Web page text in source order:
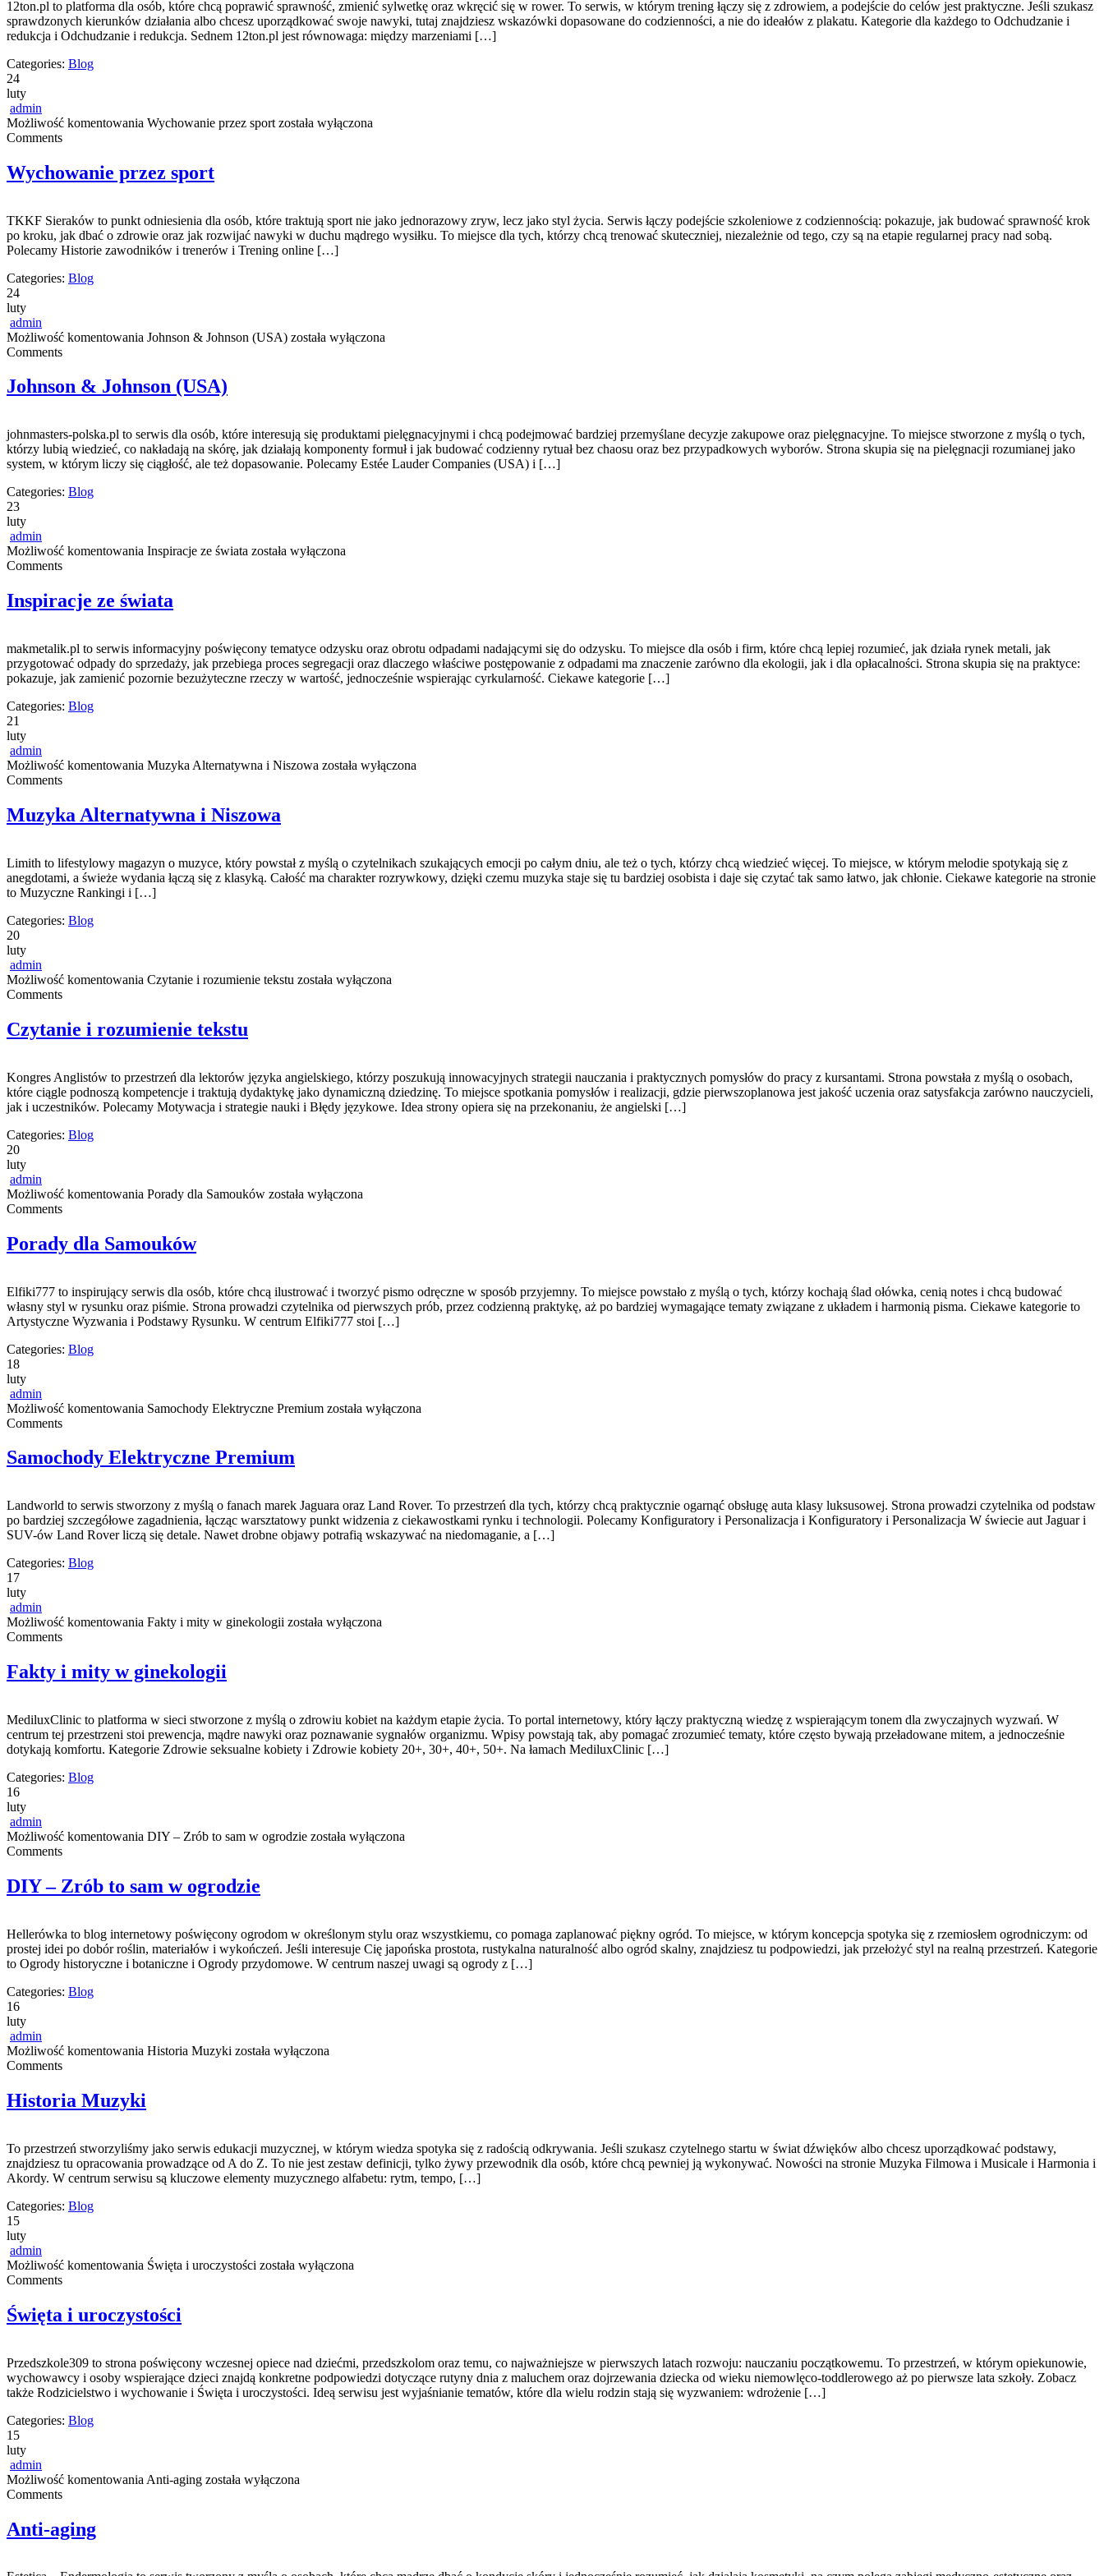
12ton.pl to platforma dla osób, które chcą poprawić sprawność, zmienić sylwetkę oraz wkręcić się w rower. To serwis, w którym trening łączy się z zdrowiem, a podejście do celów jest praktyczne. Jeśli szukasz
sprawdzonych kierunków działania albo chcesz uporządkować swoje nawyki, tutaj znajdziesz wskazówki dopasowane do codzienności, a nie do ideałów z plakatu. Kategorie dla każdego to Odchudzanie i
redukcja i Odchudzanie i redukcja. Sednem 12ton.pl jest równowaga: między marzeniami […]
Categories: Blog
24
luty
admin
Możliwość komentowania Wychowanie przez sport została wyłączona
Comments
Wychowanie przez sport
TKKF Sieraków to punkt odniesienia dla osób, które traktują sport nie jako jednorazowy zryw, lecz jako styl życia. Serwis łączy podejście szkoleniowe z codziennością: pokazuje, jak budować sprawność krok
po kroku, jak dbać o zdrowie oraz jak rozwijać nawyki w duchu mądrego wysiłku. To miejsce dla tych, którzy chcą trenować skuteczniej, niezależnie od tego, czy są na etapie regularnej pracy nad sobą.
Polecamy Historie zawodników i trenerów i Trening online […]
Categories: Blog
24
luty
admin
Możliwość komentowania Johnson & Johnson (USA) została wyłączona
Comments
Johnson & Johnson (USA)
johnmasters-polska.pl to serwis dla osób, które interesują się produktami pielęgnacyjnymi i chcą podejmować bardziej przemyślane decyzje zakupowe oraz pielęgnacyjne. To miejsce stworzone z myślą o tych,
którzy lubią wiedzieć, co nakładają na skórę, jak działają komponenty formuł i jak budować codzienny rytuał bez chaosu oraz bez przypadkowych wyborów. Strona skupia się na pielęgnacji rozumianej jako
system, w którym liczy się ciągłość, ale też dopasowanie. Polecamy Estée Lauder Companies (USA) i […]
Categories: Blog
23
luty
admin
Możliwość komentowania Inspiracje ze świata została wyłączona
Comments
Inspiracje ze świata
makmetalik.pl to serwis informacyjny poświęcony tematyce odzysku oraz obrotu odpadami nadającymi się do odzysku. To miejsce dla osób i firm, które chcą lepiej rozumieć, jak działa rynek metali, jak
przygotować odpady do sprzedaży, jak przebiega proces segregacji oraz dlaczego właściwe postępowanie z odpadami ma znaczenie zarówno dla ekologii, jak i dla opłacalności. Strona skupia się na praktyce:
pokazuje, jak zamienić pozornie bezużyteczne rzeczy w wartość, jednocześnie wspierając cyrkularność. Ciekawe kategorie […]
Categories: Blog
21
luty
admin
Możliwość komentowania Muzyka Alternatywna i Niszowa została wyłączona
Comments
Muzyka Alternatywna i Niszowa
Limith to lifestylowy magazyn o muzyce, który powstał z myślą o czytelnikach szukających emocji po całym dniu, ale też o tych, którzy chcą wiedzieć więcej. To miejsce, w którym melodie spotykają się z
anegdotami, a świeże wydania łączą się z klasyką. Całość ma charakter rozrywkowy, dzięki czemu muzyka staje się tu bardziej osobista i daje się czytać tak samo łatwo, jak chłonie. Ciekawe kategorie na stronie
to Muzyczne Rankingi i […]
Categories: Blog
20
luty
admin
Możliwość komentowania Czytanie i rozumienie tekstu została wyłączona
Comments
Czytanie i rozumienie tekstu
Kongres Anglistów to przestrzeń dla lektorów języka angielskiego, którzy poszukują innowacyjnych strategii nauczania i praktycznych pomysłów do pracy z kursantami. Strona powstała z myślą o osobach,
które ciągle podnoszą kompetencje i traktują dydaktykę jako dynamiczną dziedzinę. To miejsce spotkania pomysłów i realizacji, gdzie pierwszoplanowa jest jakość uczenia oraz satysfakcja zarówno nauczycieli,
jak i uczestników. Polecamy Motywacja i strategie nauki i Błędy językowe. Idea strony opiera się na przekonaniu, że angielski […]
Categories: Blog
20
luty
admin
Możliwość komentowania Porady dla Samouków została wyłączona
Comments
Porady dla Samouków
Elfiki777 to inspirujący serwis dla osób, które chcą ilustrować i tworzyć pismo odręczne w sposób przyjemny. To miejsce powstało z myślą o tych, którzy kochają ślad ołówka, cenią notes i chcą budować
własny styl w rysunku oraz piśmie. Strona prowadzi czytelnika od pierwszych prób, przez codzienną praktykę, aż po bardziej wymagające tematy związane z układem i harmonią pisma. Ciekawe kategorie to
Artystyczne Wyzwania i Podstawy Rysunku. W centrum Elfiki777 stoi […]
Categories: Blog
18
luty
admin
Możliwość komentowania Samochody Elektryczne Premium została wyłączona
Comments
Samochody Elektryczne Premium
Landworld to serwis stworzony z myślą o fanach marek Jaguara oraz Land Rover. To przestrzeń dla tych, którzy chcą praktycznie ogarnąć obsługę auta klasy luksusowej. Strona prowadzi czytelnika od podstaw
po bardziej szczegółowe zagadnienia, łącząc warsztatowy punkt widzenia z ciekawostkami rynku i technologii. Polecamy Konfiguratory i Personalizacja i Konfiguratory i Personalizacja W świecie aut Jaguar i
SUV-ów Land Rover liczą się detale. Nawet drobne objawy potrafią wskazywać na niedomaganie, a […]
Categories: Blog
17
luty
admin
Możliwość komentowania Fakty i mity w ginekologii została wyłączona
Comments
Fakty i mity w ginekologii
MediluxClinic to platforma w sieci stworzone z myślą o zdrowiu kobiet na każdym etapie życia. To portal internetowy, który łączy praktyczną wiedzę z wspierającym tonem dla zwyczajnych wyzwań. W
centrum tej przestrzeni stoi prewencja, mądre nawyki oraz poznawanie sygnałów organizmu. Wpisy powstają tak, aby pomagać zrozumieć tematy, które często bywają przeładowane mitem, a jednocześnie
dotykają komfortu. Kategorie Zdrowie seksualne kobiety i Zdrowie kobiety 20+, 30+, 40+, 50+. Na łamach MediluxClinic […]
Categories: Blog
16
luty
admin
Możliwość komentowania DIY – Zrób to sam w ogrodzie została wyłączona
Comments
DIY – Zrób to sam w ogrodzie
Hellerówka to blog internetowy poświęcony ogrodom w określonym stylu oraz wszystkiemu, co pomaga zaplanować piękny ogród. To miejsce, w którym koncepcja spotyka się z rzemiosłem ogrodniczym: od
prostej idei po dobór roślin, materiałów i wykończeń. Jeśli interesuje Cię japońska prostota, rustykalna naturalność albo ogród skalny, znajdziesz tu podpowiedzi, jak przełożyć styl na realną przestrzeń. Kategorie
to Ogrody historyczne i botaniczne i Ogrody przydomowe. W centrum naszej uwagi są ogrody z […]
Categories: Blog
16
luty
admin
Możliwość komentowania Historia Muzyki została wyłączona
Comments
Historia Muzyki
To przestrzeń stworzyliśmy jako serwis edukacji muzycznej, w którym wiedza spotyka się z radością odkrywania. Jeśli szukasz czytelnego startu w świat dźwięków albo chcesz uporządkować podstawy,
znajdziesz tu opracowania prowadzące od A do Z. To nie jest zestaw definicji, tylko żywy przewodnik dla osób, które chcą pewniej ją wykonywać. Nowości na stronie Muzyka Filmowa i Musicale i Harmonia i
Akordy. W centrum serwisu są kluczowe elementy muzycznego alfabetu: rytm, tempo, […]
Categories: Blog
15
luty
admin
Możliwość komentowania Święta i uroczystości została wyłączona
Comments
Święta i uroczystości
Przedszkole309 to strona poświęcony wczesnej opiece nad dziećmi, przedszkolom oraz temu, co najważniejsze w pierwszych latach rozwoju: nauczaniu początkowemu. To przestrzeń, w którym opiekunowie,
wychowawcy i osoby wspierające dzieci znajdą konkretne podpowiedzi dotyczące rutyny dnia z maluchem oraz dojrzewania dziecka od wieku niemowlęco-toddlerowego aż po pierwsze lata szkoły. Zobacz
także Rodzicielstwo i wychowanie i Święta i uroczystości. Ideą serwisu jest wyjaśnianie tematów, które dla wielu rodzin stają się wyzwaniem: wdrożenie […]
Categories: Blog
15
luty
admin
Możliwość komentowania Anti-aging została wyłączona
Comments
Anti-aging